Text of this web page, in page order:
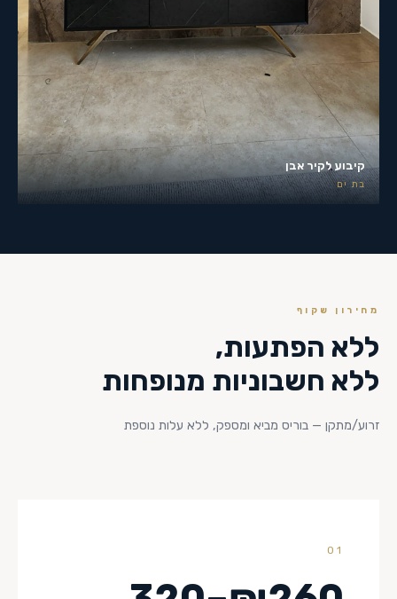
קיבוע לקיר אבן
בת ים
מחירון שקוף
ללא הפתעות,
ללא חשבוניות מנופחות
זרוע/מתקן — בוריס מביא ומספק, ללא עלות נוספת
01